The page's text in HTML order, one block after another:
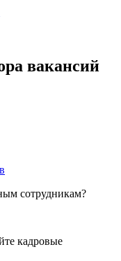
вакансий
сотрудникам?
кадровые